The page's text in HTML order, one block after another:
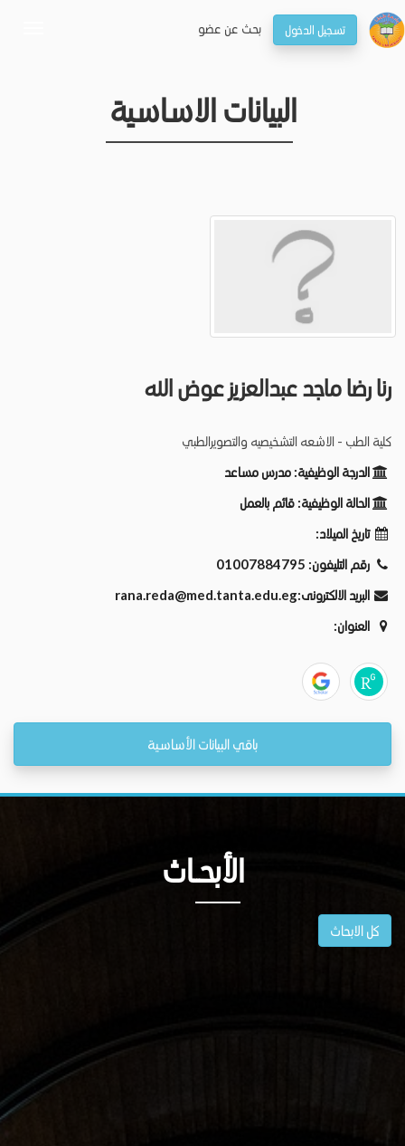
تسجيل الدخول بحـث عن عضو
البيانات الاساسية
رنا رضا ماجد عبدالعزيز عوض الله
كلية الطب - الاشعه التشخيصيه والتصويرالطبي
الدرجة الوظيفية: مدرس مساعد
الحالة الوظيفية: قائم بالعمل
تاريخ الميلاد:
رقم التليفون: 01007884795
البريد الالكترونى:rana.reda@med.tanta.edu.eg
العنوان:
باقي البيانات الأساسية
الأبحــاث
كل الابحاث